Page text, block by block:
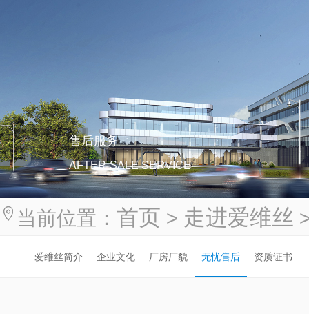
售后服务
AFTER-SALE SERVICE
当前位置： 首页 > 走进爱维丝
爱维丝简介 企业文化 厂房厂貌 无忧售后 资质证书